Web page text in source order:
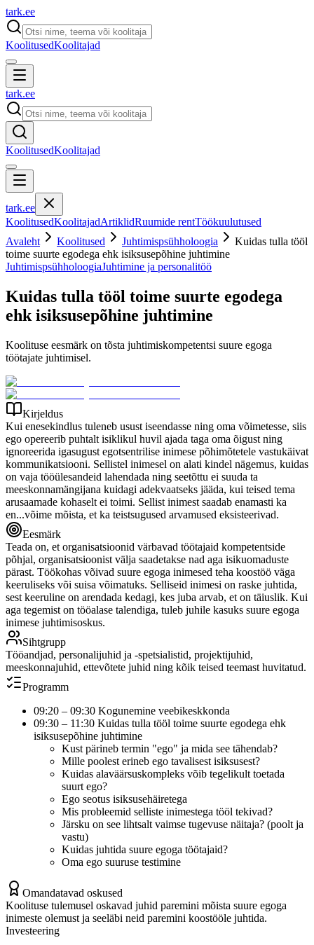
tark.ee
KoolitusedKoolitajad
tark.ee
KoolitusedKoolitajad
tark.ee
KoolitusedKoolitajadArtiklidRuumide rentTöökuulutused
Avaleht
Koolitused Juhtimispsühholoogia
Kuidas tulla tööl
toime suurte egodega ehk isiksusepõhine juhtimine
JuhtimispsühholoogiaJuhtimine ja personalitöö
Kuidas tulla tööl toime suurte egodega
ehk isiksusepõhine juhtimine
Koolituse eesmärk on tõsta juhtimiskompetentsi suure egoga
töötajate juhtimisel.
Kirjeldus
Kui enesekindlus tuleneb usust iseendasse ning oma võimetesse, siis
ego opereerib puhtalt isiklikul huvil ajada taga oma õigust ning
ignoreerida igasugust egotsentrilise inimese põhimõtetele vastukäivat
kommunikatsiooni. Sellistel inimesel on alati kindel nägemus, kuidas
on vaja tööülesandeid lahendada ning seetõttu ei suuda ta
meeskonnamängijana kuidagi adekvaatseks jääda, kui teised tema
arusaamade kohaselt ei toimi. Sellist inimest saadab enamasti ka
en...võime mõista, et ka teistsugused arvamused eksisteerivad.
Eesmärk
Teada on, et organisatsioonid värbavad töötajaid kompetentside
põhjal, organisatsioonist välja saadetakse nad aga isikuomaduste
pärast. Töökohas võivad suure egoga inimesed teha koostöö väga
keeruliseks või suisa võimatuks. Selliseid inimesi on raske juhtida,
sest keeruline on arendada kedagi, kes juba arvab, et on täiuslik. Kui
aga tegemist on tööalase talendiga, tuleb juhile kasuks suure egoga
inimese juhtimisoskus.
Sihtgrupp
Tööandjad, personalijuhid ja -spetsialistid, projektijuhid,
meeskonnajuhid, ettevõtete juhid ning kõik teised teemast huvitatud.
Programm
09:20 – 09:30 Kogunemine veebikeskkonda
09:30 – 11:30 Kuidas tulla tööl toime suurte egodega ehk
isiksusepõhine juhtimine
Kust pärineb termin "ego" ja mida see tähendab?
Mille poolest erineb ego tavalisest isiksusest?
Kuidas alaväärsuskompleks võib tegelikult toetada
suurt ego?
Ego seotus isiksusehäiretega
Mis probleemid selliste inimestega tööl tekivad?
Järsku on see lihtsalt vaimse tugevuse näitaja? (poolt ja
vastu)
Kuidas juhtida suure egoga töötajaid?
Oma ego suuruse testimine
Omandatavad oskused
Koolituse tulemusel oskavad juhid paremini mõista suure egoga
inimeste olemust ja seeläbi neid paremini koostööle juhtida.
Investeering